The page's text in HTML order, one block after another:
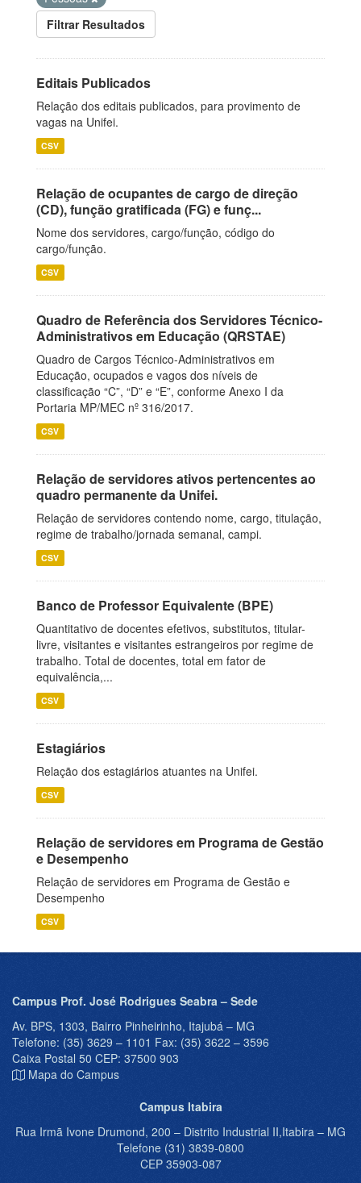
Filtrar Resultados
Editais Publicados
Relação dos editais publicados, para provimento de
vagas na Unifei.
CSV
Relação de ocupantes de cargo de direção
(CD), função gratificada (FG) e funç...
Nome dos servidores, cargo/função, código do
cargo/função.
CSV
Quadro de Referência dos Servidores Técnico-
Administrativos em Educação (QRSTAE)
Quadro de Cargos Técnico-Administrativos em
Educação, ocupados e vagos dos níveis de
classificação “C”, “D” e “E”, conforme Anexo I da
Portaria MP/MEC nº 316/2017.
CSV
Relação de servidores ativos pertencentes ao
quadro permanente da Unifei.
Relação de servidores contendo nome, cargo, titulação,
regime de trabalho/jornada semanal, campi.
CSV
Banco de Professor Equivalente (BPE)
Quantitativo de docentes efetivos, substitutos, titular-
livre, visitantes e visitantes estrangeiros por regime de
trabalho. Total de docentes, total em fator de
equivalência,...
CSV
Estagiários
Relação dos estagiários atuantes na Unifei.
CSV
Relação de servidores em Programa de Gestão
e Desempenho
Relação de servidores em Programa de Gestão e
Desempenho
CSV
Campus Prof. José Rodrigues Seabra – Sede
Av. BPS, 1303, Bairro Pinheirinho, Itajubá – MG
Telefone: (35) 3629 – 1101 Fax: (35) 3622 – 3596
Caixa Postal 50 CEP: 37500 903
Mapa do Campus
Campus Itabira
Rua Irmã Ivone Drumond, 200 – Distrito Industrial II,Itabira – MG
Telefone (31) 3839-0800
CEP 35903-087